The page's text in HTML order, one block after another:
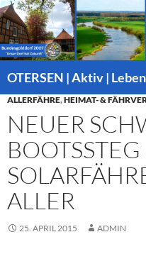
INHALT
SPRINGEN
ALLERFÄHRE,HEIMAT- &
NEUER
ALLER
25. APRIL 2015 ADMIN